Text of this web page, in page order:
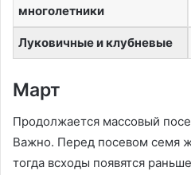
многолетники
Луковичные и клубневые
Март
Продолжается массовый
Важно. Перед посевом семя
тогда всходы появятся